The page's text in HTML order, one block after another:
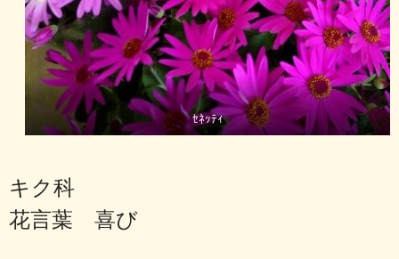
ｾﾈｯﾃｨ
キク科
花言葉 喜び